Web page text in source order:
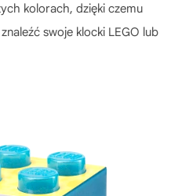
kolorach, dzięki czemu
swoje klocki LEGO lub